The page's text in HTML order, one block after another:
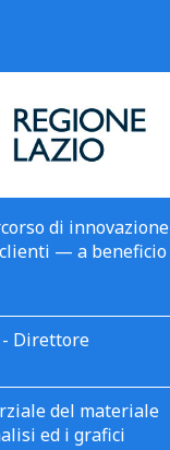
di innovazione
— a beneficio
- Direttore
del materiale
ed i grafici